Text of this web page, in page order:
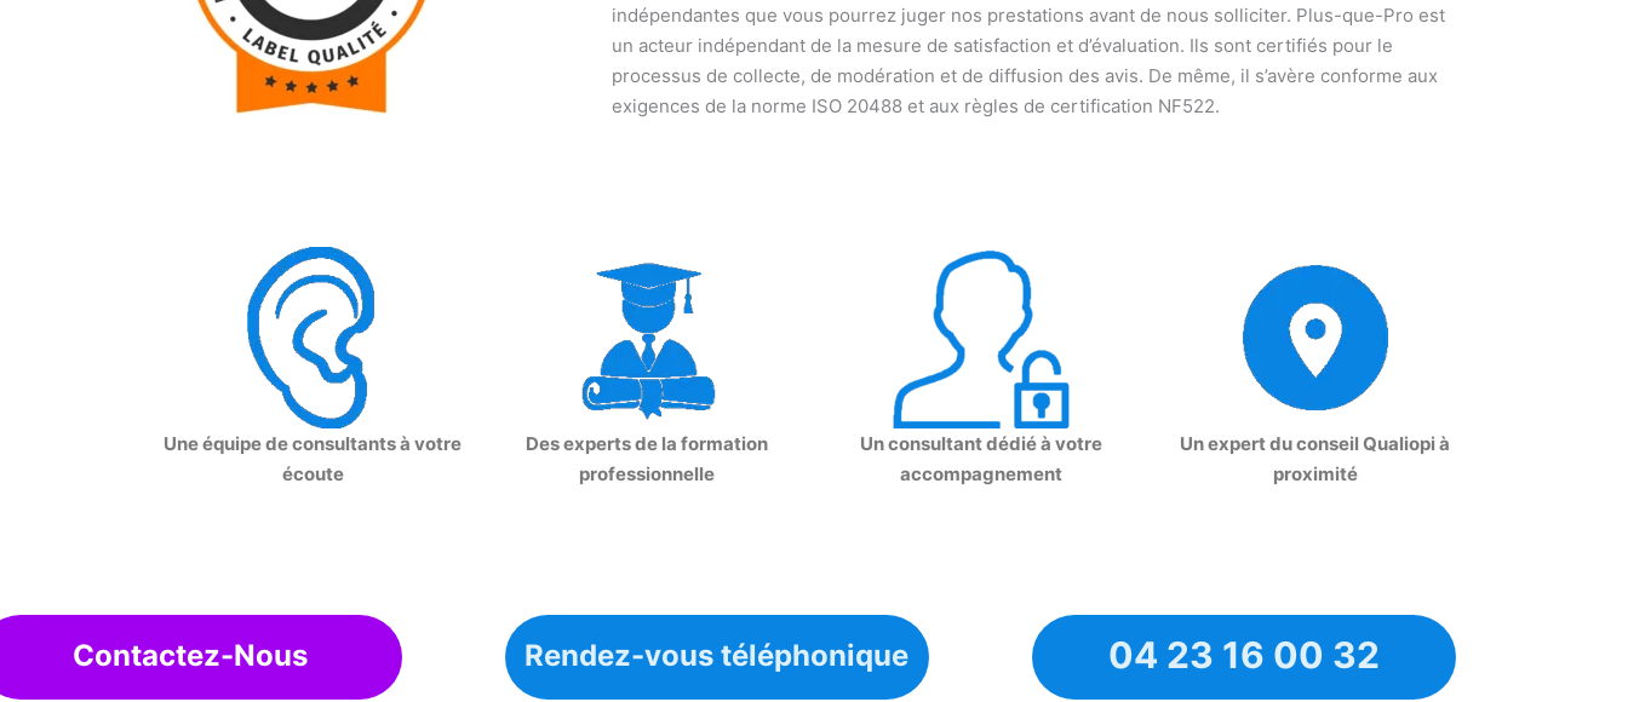
indépendantes que vous pourrez juger nos prestations avant de nous solliciter. Plus-que-Pro est
un acteur indépendant de la mesure de satisfaction et d’évaluation. Ils sont certifiés pour le
processus de collecte, de modération et de diffusion des avis. De même, il s’avère conforme aux
exigences de la norme ISO 20488 et aux règles de certification NF522.
Une équipe de consultants à votre
écoute
Des experts de la formation
professionnelle
Un consultant dédié à votre
accompagnement
Un expert du conseil Qualiopi à
proximité
Contactez-Nous Rendez-vous téléphonique 04 23 16 00 32